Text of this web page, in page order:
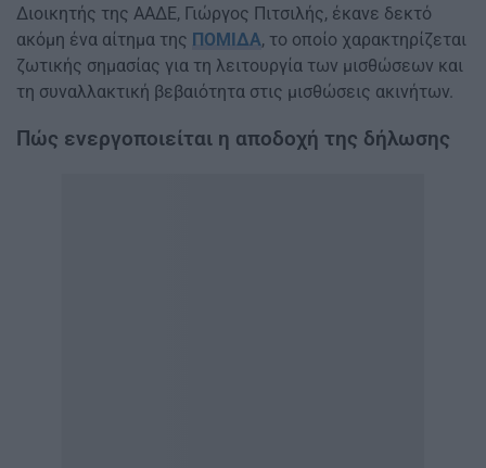
Διοικητής της ΑΑΔΕ, Γιώργος Πιτσιλής, έκανε δεκτό
ακόμη ένα αίτημα της ΠΟΜΙΔΑ, το οποίο χαρακτηρίζεται
ζωτικής σημασίας για τη λειτουργία των μισθώσεων και
τη συναλλακτική βεβαιότητα στις μισθώσεις ακινήτων.
Πώς ενεργοποιείται η αποδοχή της δήλωσης